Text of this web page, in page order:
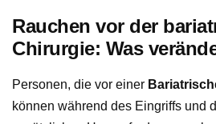
Rauchen vor der
Chirurgie: Was
Personen, die vor einer
können während des Eingriffs und